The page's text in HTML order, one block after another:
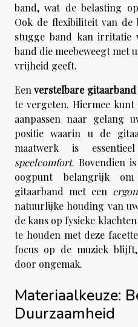
band, wat de belasting
Ook de flexibiliteit van de
stugge band kan irritatie
band die meebeweegt met
vrijheid geeft.
Eenverstelbare gitaarband
te vergeten. Hiermee
aanpassen naar gelang
positie waarin u de
maatwerk is
speelcomfort. Bovendien
oogpunt belangrijk
gitaarband met een
natuurlijke houding van
de kans op fysieke
te houden met deze
focus op de muziek
door ongemak.
Materiaalkeuze:
Duurzaamheid